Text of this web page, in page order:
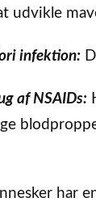
udvikle
infektion:
af NSAIDs:
har